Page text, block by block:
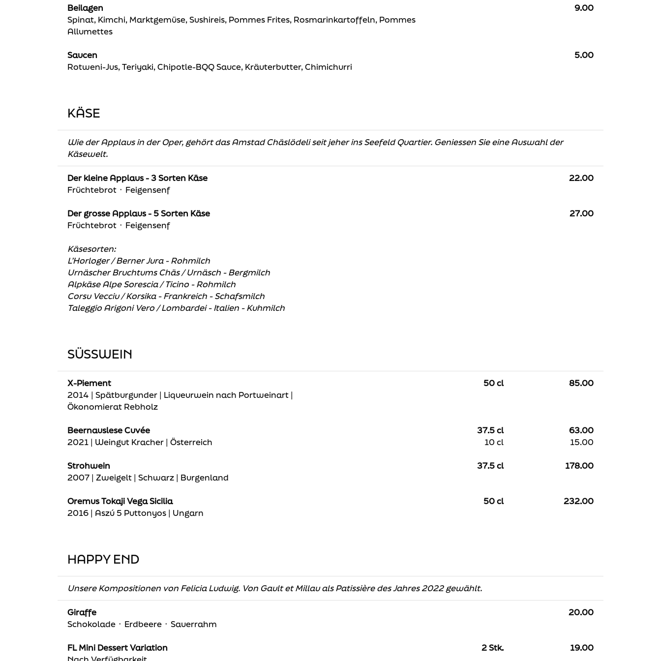
Beilagen
Spinat, Kimchi, Marktgemüse, Sushireis, Pommes Frites, Rosmarinkartoffeln, Pommes
Allumettes
9.00
Saucen
Rotweni-Jus, Teriyaki, Chipotle-BQQ Sauce, Kräuterbutter, Chimichurri
5.00
KÄSE
Wie der Applaus in der Oper, gehört das Amstad Chäslödeli seit jeher ins Seefeld Quartier. Geniessen Sie eine Auswahl der
Käsewelt.
Der kleine Applaus - 3 Sorten Käse
Früchtebrot ᛫ Feigensenf
22.00
Der grosse Applaus - 5 Sorten Käse
Früchtebrot ᛫ Feigensenf
27.00
Käsesorten:
L’Horloger / Berner Jura - Rohmilch
Urnäscher Bruchtums Chäs / Urnäsch - Bergmilch
Alpkäse Alpe Sorescia / Ticino - Rohmilch
Corsu Vecciu / Korsika - Frankreich - Schafsmilch
Taleggio Arigoni Vero / Lombardei - Italien - Kuhmilch
SÜSSWEIN
X-Piement
2014 | Spätburgunder | Liqueurwein nach Portweinart |
Ökonomierat Rebholz
50 cl 85.00
Beernauslese Cuvée
2021 | Weingut Kracher | Österreich
37.5 cl
63.00
10 cl
15.00
Strohwein
2007 | Zweigelt | Schwarz | Burgenland
37.5 cl 178.00
Oremus Tokaji Vega Sicilia
2016 | Aszú 5 Puttonyos | Ungarn
50 cl 232.00
HAPPY END
Unsere Kompositionen von Felicia Ludwig. Von Gault et Millau als Patissière des Jahres 2022 gewählt.
Giraffe
Schokolade ᛫ Erdbeere ᛫ Sauerrahm
20.00
FL Mini Dessert Variation
2 Stk. 19.00